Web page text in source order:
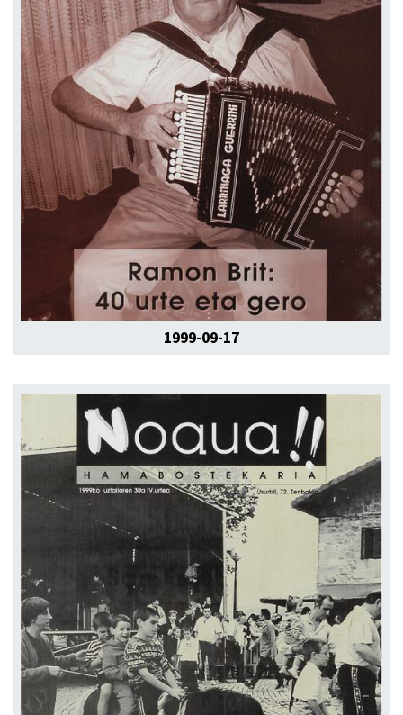
1999-09-17